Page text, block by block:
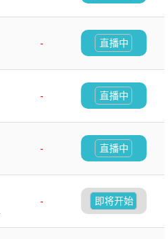
-
直播中
-
直播中
-
直播中
-
即将开始